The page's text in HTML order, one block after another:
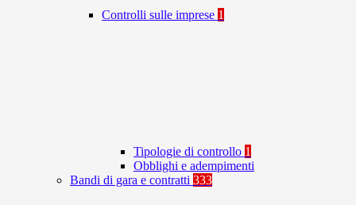
Controlli sulle imprese 1
Tipologie di controllo 1
Obblighi e adempimenti
Bandi di gara e contratti 333